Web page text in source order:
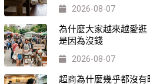
2026-08-07
為什麼大家越來越愛
是因為沒錢
2026-08-07
超商為什麼幾乎都沒